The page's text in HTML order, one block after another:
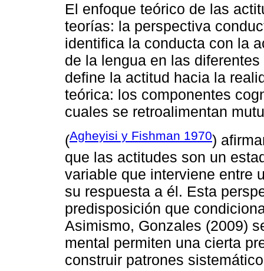
El enfoque teórico de las
teorías: la perspectiva
identifica la conducta con la
de la lengua en las
define la actitud hacia la
teórica: los componentes
cuales se retroalimentan
(Agheyisi y Fishman 1970)
que las actitudes son un
variable que interviene entre
su respuesta a él. Esta
predisposición que
Asimismo, Gonzales (2009)
mental permiten una cierta
construir patrones